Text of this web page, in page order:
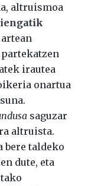
altruismoa
irautea
onartua
saguzar
altruista.
bere taldeko
dute, eta